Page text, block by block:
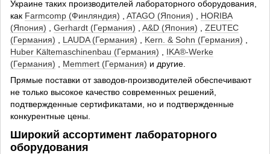
Украине таких производителей лабораторного оборудования,
как Farmcomp (Финляндия) ATAGO (Япония)
HORIBA
(Япония)
Gerhardt (Германия) A&D (Япония)
ZEUTEC
(Германия)
LAUDA (Германия) Kern. & Sohn (Германия)
Huber Kältemaschinenbau (Германия)
IKA®-Werke
(Германия)
Memmert (Германия) и другие.
Прямые поставки от заводов-производителей обеспечивают
не только высокое качество современных решений,
подтвержденные сертификатами, но и подтвержденные
конкурентные цены.
Широкий ассортимент лабораторного
оборудования